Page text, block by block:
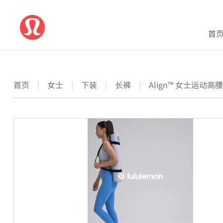
首
首页 | 女士 | 下装 | 长裤 | Align™ 女士运动高